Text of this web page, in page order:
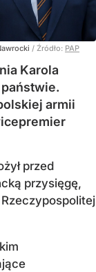
/ Źródło: PAP
Karola
armii
przed
przysięgę,